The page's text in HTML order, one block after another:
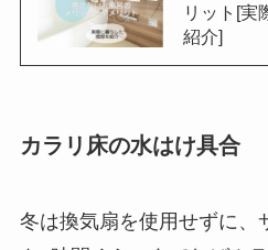
リット[実
紹介]
カラリ床の水はけ具合
冬は換気扇を使用せずに、